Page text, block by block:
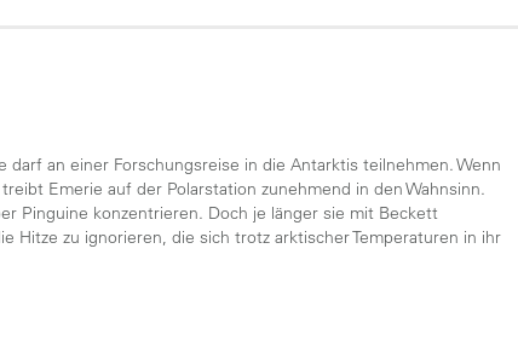
an einer Forschungsreise in die Antarktis teilnehmen. Wenn
Emerie auf der Polarstation zunehmend in den Wahnsinn.
Pinguine konzentrieren. Doch je länger sie mit Beckett
Hitze zu ignorieren, die sich trotz arktischer Temperaturen in ihr